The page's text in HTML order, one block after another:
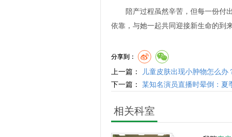
陪产过程虽然辛苦，但每一份付出
依靠，与她一起共同迎接新生命的到来
分享到：
上一篇：
儿童皮肤出现小肿物怎么办
下一篇：
某知名演员直播时晕倒：夏
相关科室